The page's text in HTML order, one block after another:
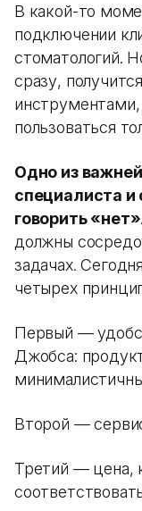
В какой-то
подключении
стоматологий.
сразу,
пользоваться
Одно из
специалиста
говорить «нет»
должны
задачах.
четырех
Первый —
Джобса:
Второй —
Третий — цена,